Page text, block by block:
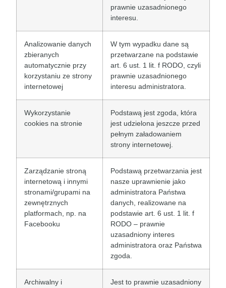
prawnie uzasadnionego
interesu.
Analizowanie danych
zbieranych
automatycznie przy
korzystaniu ze strony
internetowej
W tym wypadku dane są
przetwarzane na podstawie
art. 6 ust. 1 lit. f RODO, czyli
prawnie uzasadnionego
interesu administratora.
Wykorzystanie
cookies na stronie
Podstawą jest zgoda, która
jest udzielona jeszcze przed
pełnym załadowaniem
strony internetowej.
Zarządzanie stroną
internetową i innymi
stronami/grupami na
zewnętrznych
platformach, np. na
Facebooku
Podstawą przetwarzania jest
nasze uprawnienie jako
administratora Państwa
danych, realizowane na
podstawie art. 6 ust. 1 lit. f
RODO – prawnie
uzasadniony interes
administratora oraz Państwa
zgoda.
Archiwalny i
Jest to prawnie uzasadniony